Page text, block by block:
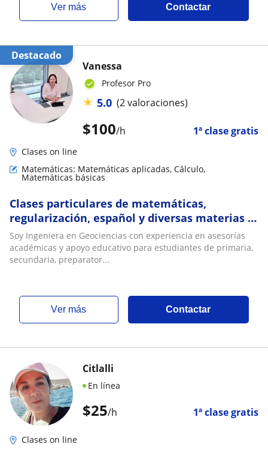
ver más Contactar
Destacado
$100/h 1ª clase gratis
Vanessa
Profesor Pro
★ 5.0 (2 valoraciones)
Clases on line
Matemáticas: Matemáticas aplicadas, Cálculo,
Matemáticas básicas
Clases particulares de matemáticas,
regularización, español y diversas materias a
nivel primaria, secundaria y preparatoria
Soy Ingeniera en Geociencias con experiencia en asesorías
académicas y apoyo educativo para estudiantes de primaria,
secundaria, preparator...
ver más Contactar
$25/h 1ª clase gratis
Citlalli
En línea
Clases on line